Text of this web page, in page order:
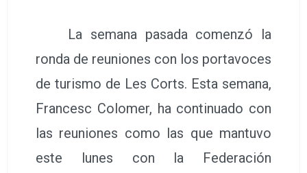
La semana pasada comenzó la
ronda de reuniones con los portavoces
de turismo de Les Corts. Esta semana,
Francesc Colomer, ha continuado con
las reuniones como las que mantuvo
este lunes con la Federación